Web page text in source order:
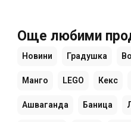
Още любими
Новини Градушка
Манго LEGO Кекс
Ашваганда Баница